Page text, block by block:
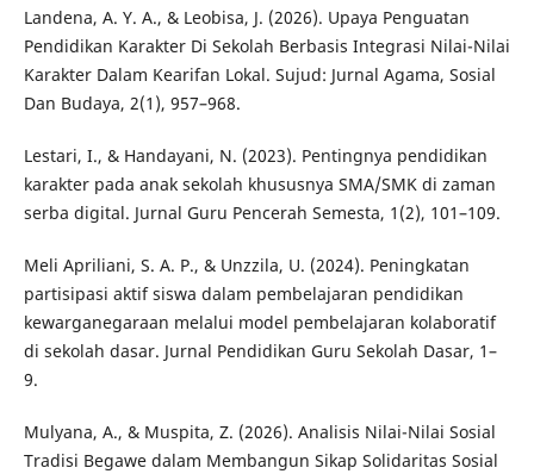
Landena, A. Y. A., & Leobisa, J. (2026). Upaya Penguatan
Pendidikan Karakter Di Sekolah Berbasis Integrasi Nilai-Nilai
Karakter Dalam Kearifan Lokal. Sujud: Jurnal Agama, Sosial
Dan Budaya, 2(1), 957–968.
Lestari, I., & Handayani, N. (2023). Pentingnya pendidikan
karakter pada anak sekolah khususnya SMA/SMK di zaman
serba digital. Jurnal Guru Pencerah Semesta, 1(2), 101–109.
Meli Apriliani, S. A. P., & Unzzila, U. (2024). Peningkatan
partisipasi aktif siswa dalam pembelajaran pendidikan
kewarganegaraan melalui model pembelajaran kolaboratif
di sekolah dasar. Jurnal Pendidikan Guru Sekolah Dasar, 1–
9.
Mulyana, A., & Muspita, Z. (2026). Analisis Nilai-Nilai Sosial
Tradisi Begawe dalam Membangun Sikap Solidaritas Sosial